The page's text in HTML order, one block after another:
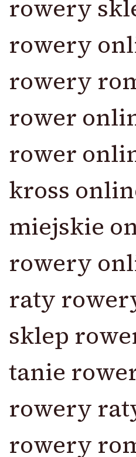
rowery
rowery
rowery
rower
rower
kross
miejskie
rowery
raty
sklep
tanie
rowery
rowery